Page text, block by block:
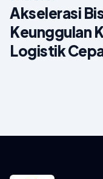
Akselerasi
Keunggulan
Logistik